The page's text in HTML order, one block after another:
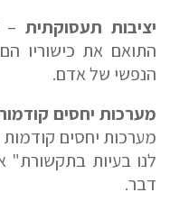
יציבות תעסוקתית–
התואם את כישוריו
הנפשי של אדם.
מערכות יחסים
מערכות יחסים
לנו בעיות
דבר.